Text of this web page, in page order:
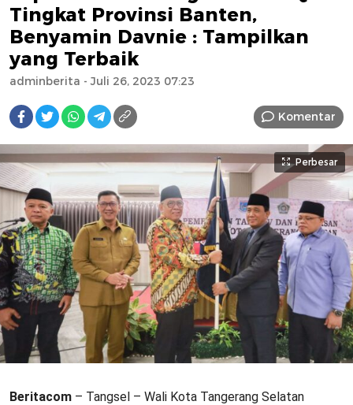
Tingkat Provinsi Banten,
Benyamin Davnie : Tampilkan
yang Terbaik
adminberita - Juli 26, 2023 07:23
Komentar
Perbesar
Beritacom – Tangsel – Wali Kota Tangerang Selatan